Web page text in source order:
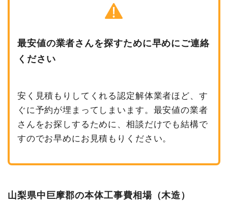
最安値の業者さんを探すために早めにご連絡
ください
安く見積もりしてくれる認定解体業者ほど、す
ぐに予約が埋まってしまいます。最安値の業者
さんをお探しするために、相談だけでも結構で
すのでお早めにお見積もりください。
山梨県中巨摩郡の本体工事費相場（木造）